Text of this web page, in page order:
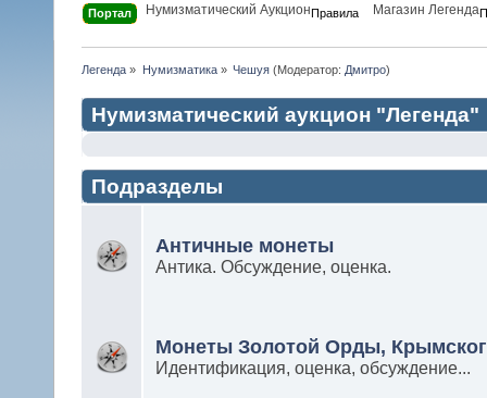
Портал Нумизматический АукционПравила Магазин Легенда
Легенда » Нумизматика» Чешуя(Модератор: Дмитро)
Нумизматический аукцион "Легенда"
Подразделы
Античные монеты
Антика. Обсуждение, оценка.
Монеты Золотой Орды,
Идентификация, оценка, обсуждение...